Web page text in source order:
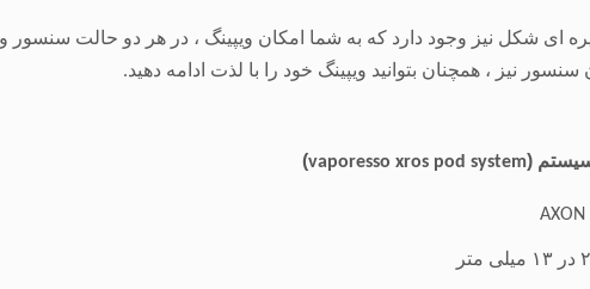
ای شکل نیز وجود دارد که به شما امکان ویپینگ ، در هر دو حالت
نیز ، همچنان بتوانید ویپینگ خود را با لذت ادامه دهید.
(
vaporesso xros pod system
)
AXON